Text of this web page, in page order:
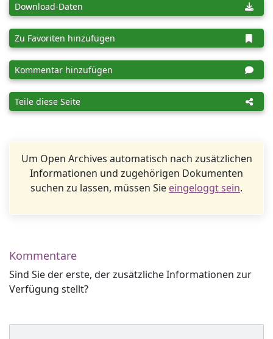
Download-Daten
Zu Favoriten hinzufügen
Kommentar hinzufügen
Teile diese Seite
Um Open Archives automatisch nach zusätzlichen
Informationen und zugehörigen Dokumenten
suchen zu lassen, müssen Sie eingeloggt sein.
Kommentare
Sind Sie der erste, der zusätzliche Informationen zur
Verfügung stellt?